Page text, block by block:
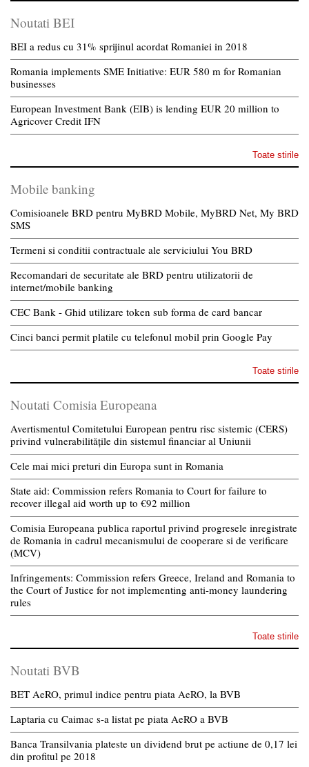
Noutati BEI
BEI a redus cu 31% sprijinul acordat Romaniei in 2018
Romania implements SME Initiative: EUR 580 m for Romanian
businesses
European Investment Bank (EIB) is lending EUR 20 million to
Agricover Credit IFN
Toate stirile
Mobile banking
Comisioanele BRD pentru MyBRD Mobile, MyBRD Net, My BRD
SMS
Termeni si conditii contractuale ale serviciului You BRD
Recomandari de securitate ale BRD pentru utilizatorii de
internet/mobile banking
CEC Bank - Ghid utilizare token sub forma de card bancar
Cinci banci permit platile cu telefonul mobil prin Google Pay
Toate stirile
Noutati Comisia Europeana
Avertismentul Comitetului European pentru risc sistemic (CERS)
privind vulnerabilitățile din sistemul financiar al Uniunii
Cele mai mici preturi din Europa sunt in Romania
State aid: Commission refers Romania to Court for failure to
recover illegal aid worth up to €92 million
Comisia Europeana publica raportul privind progresele inregistrate
de Romania in cadrul mecanismului de cooperare si de verificare
(MCV)
Infringements: Commission refers Greece, Ireland and Romania to
the Court of Justice for not implementing anti-money laundering
rules
Toate stirile
Noutati BVB
BET AeRO, primul indice pentru piata AeRO, la BVB
Laptaria cu Caimac s-a listat pe piata AeRO a BVB
Banca Transilvania plateste un dividend brut pe actiune de 0,17 lei
din profitul pe 2018